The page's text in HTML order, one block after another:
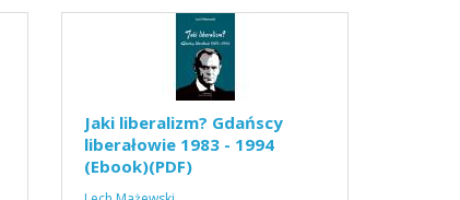
Jaki liberalizm? Gdańscy
liberałowie 1983 - 1994
(Ebook)(PDF)